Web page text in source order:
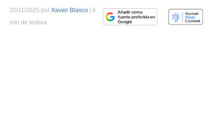
20/11/2025 por Xavier Blanco | 6
min de lectura